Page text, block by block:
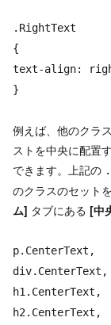
.RightText
{
text-align:
}
例えば、他のクラ
ストを中央に配置
できます。上記の
のクラスのセット
ム] タブにある [中
p.CenterText,
div.CenterText,
h1.CenterText,
h2.CenterText,